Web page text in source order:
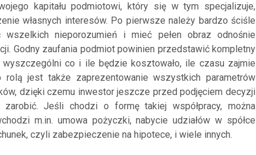
kapitału podmiotowi, który się w tym specjalizuje,
własnych interesów. Po pierwsze należy bardzo ściśle
wszelkich nieporozumień i mieć pełen obraz odnośnie
Godny zaufania podmiot powinien przedstawić kompletny
co i ile będzie kosztowało, ile czasu zajmie
jest także zaprezentowanie wszystkich parametrów
dzięki czemu inwestor jeszcze przed podjęciem decyzji
Jeśli chodzi o formę takiej współpracy, można
m.in. umowa pożyczki, nabycie udziałów w spółce
czyli zabezpieczenie na hipotece, i wiele innych.